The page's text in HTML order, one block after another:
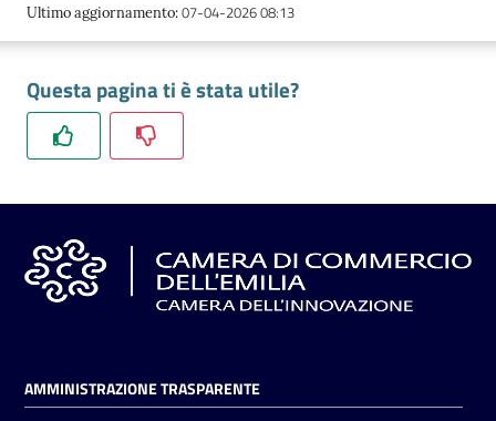
Ultimo aggiornamento:07-04-2026 08:13
Questa pagina ti è stata utile?
AMMINISTRAZIONE TRASPARENTE